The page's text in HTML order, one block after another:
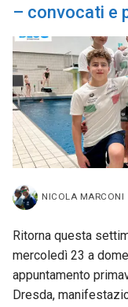
– convocati e
NICOLA MARCONI
Ritorna questa
mercoledì 23 a
appuntamento
Dresda,